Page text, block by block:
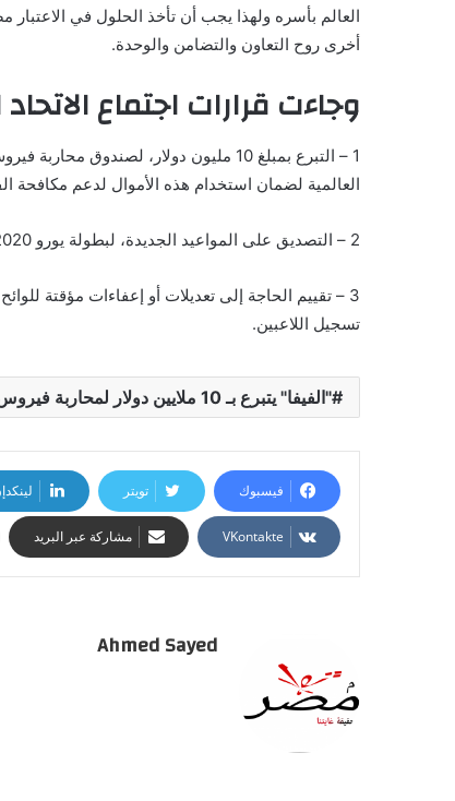
العالم بأسره ولهذا يجب أن تأخذ الحلول في
أخرى روح التعاون والتضامن والوحدة.
وجاءت قرارات اجتماع
1 – التبرع بمبلغ 10 مليون دولار،
العالمية لضمان استخدام هذه الأموال لدعم مكافحة
2 – التصديق على المواعيد الجديدة، لبطولة يورو 2020، وبطولة كوبا أمريكا، التي تم تأجيلها إلى صيف عام 2021.
3 – تقييم الحاجة إلى تعديلات أو إعفاءات مؤقتة
تسجيل اللاعبين.
"الفيفا" يتبرع بـ 10 ملايين دولار لمحاربة فيروس كورونا
فيسبوك تويتر
مشاركة عبر البريد
Ahmed Sayed